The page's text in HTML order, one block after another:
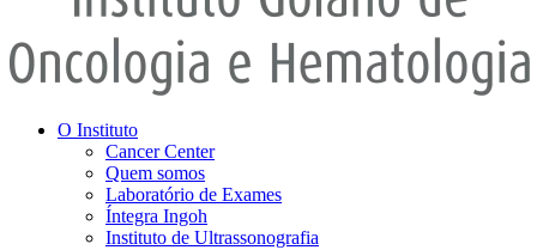
O Instituto
Cancer Center
Quem somos
Laboratório de Exames
Íntegra Ingoh
Instituto de Ultrassonografia